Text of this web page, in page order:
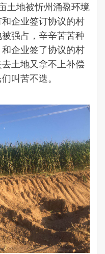
土地被忻州涌盈环境
企业签订协议的村
强占，辛辛苦苦种
企业签了协议的村
土地又拿不上补偿
叫苦不迭。